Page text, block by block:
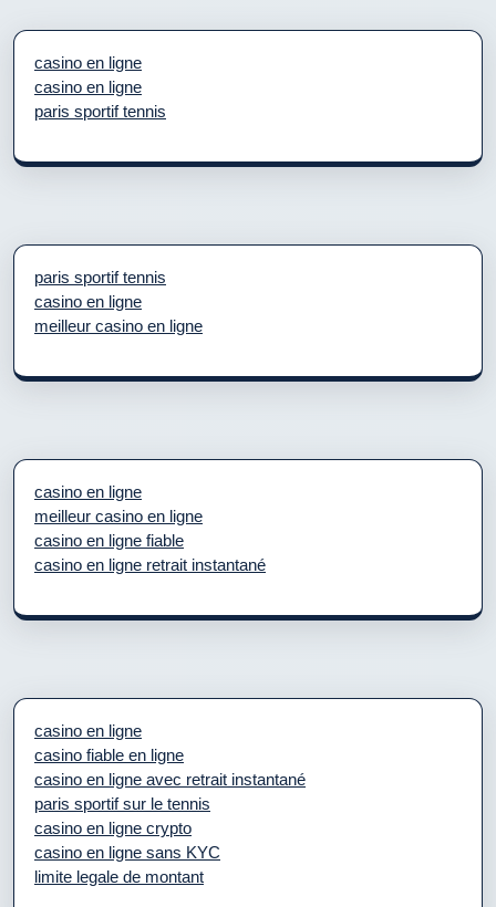
casino en ligne
casino en ligne
paris sportif tennis
paris sportif tennis
casino en ligne
meilleur casino en ligne
casino en ligne
meilleur casino en ligne
casino en ligne fiable
casino en ligne retrait instantané
casino en ligne
casino fiable en ligne
casino en ligne avec retrait instantané
paris sportif sur le tennis
casino en ligne crypto
casino en ligne sans KYC
limite legale de montant